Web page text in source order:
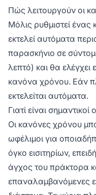
Πώς λειτουργούν οι
Μόλις ρυθμιστεί
εκτελεί αυτόματα
παρασκήνιο σε
λεπτό) και θα ελέγχει
κανόνα χρόνου. Εάν
εκτελείται αυτόματα.
Γιατί είναι
Οι κανόνες χρόνου
ωφέλιμοι για
όγκο εισιτηρίων,
άγχος του πράκτορα
επαναλαμβανόμενες